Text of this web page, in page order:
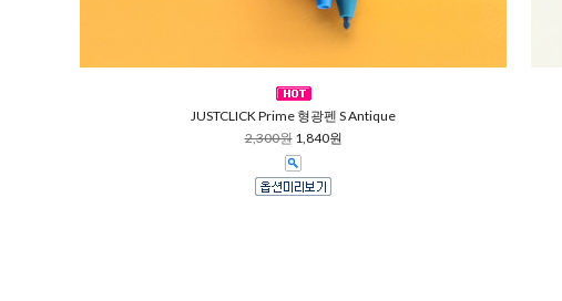
JUSTCLICK Prime 형광펜 S Antique
2,300원 1,840원